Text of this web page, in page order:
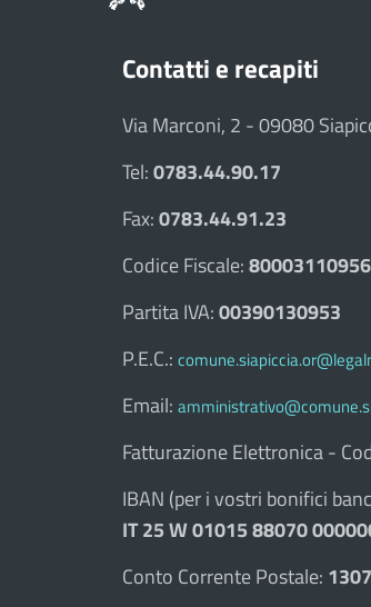
Contatti e recapiti
Via Marconi, 2 - 09080
Tel:0783.44.90.17
Fax:0783.44.91.23
Codice Fiscale:80003110956
Partita IVA:00390130953
P.E.C.:
Email:
Fatturazione Elettronica -
IBAN (per i vostri bonifici
IT 25 W 01015 88070
Conto Corrente Postale: